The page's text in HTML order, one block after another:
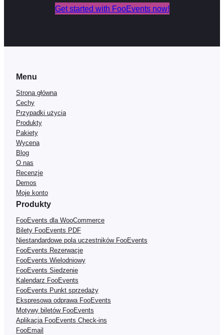
Get started with FooEvents now!
Menu
Strona główna
Cechy
Przypadki użycia
Produkty
Pakiety
Wycena
Blog
O nas
Recenzje
Demos
Moje konto
Produkty
FooEvents dla WooCommerce
Bilety FooEvents PDF
Niestandardowe pola uczestników FooEvents
FooEvents Rezerwacje
FooEvents Wielodniowy
FooEvents Siedzenie
Kalendarz FooEvents
FooEvents Punkt sprzedaży
Ekspresowa odprawa FooEvents
Motywy biletów FooEvents
Aplikacja FooEvents Check-ins
FooEmail